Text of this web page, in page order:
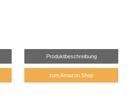
Produktbeschreibung
zum Amazon Shop